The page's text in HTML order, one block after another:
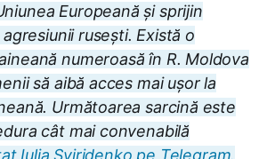
Europeană și sprijin
rusești. Există o
numeroasă în R. Moldova
să aibă acces mai ușor la
Următoarea sarcină este
cât mai convenabilă
Iulia Sviridenko pe Telegram.